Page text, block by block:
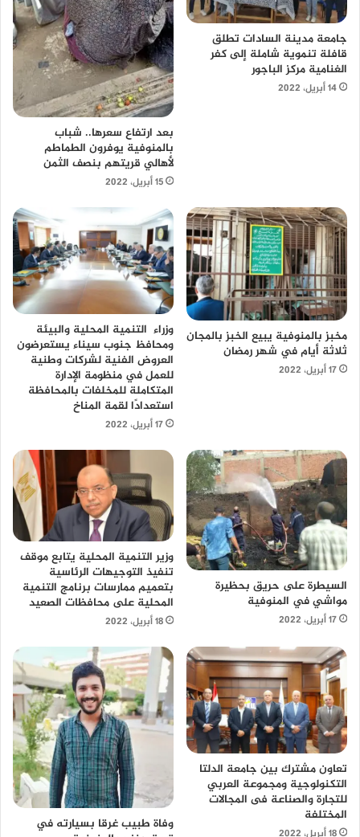
جامعة مدينة السادات تطلق
قافلة تنموية شاملة إلى كفر
الغنامية مركز الباجور
14 أبريل، 2022
بعد ارتفاع سعرها.. شباب
بالمنوفية يوفرون الطماطم
لأهالي قريتهم بنصف الثمن
15 أبريل، 2022
مخبز بالمنوفية يبيع الخبز بالمجان
ثلاثة أيام في شهر رمضان
17 أبريل، 2022
وزراء التنمية المحلية والبيئة
ومحافظ جنوب سيناء يستعرضون
العروض الفنية لشركات وطنية
للعمل في منظومة الإدارة
المتكاملة للمخلفات بالمحافظة
استعدادًا لقمة المناخ
17 أبريل، 2022
السيطرة على حريق بحظيرة
مواشي في المنوفية
17 أبريل، 2022
وزير التنمية المحلية يتابع موقف
تنفيذ التوجيهات الرئاسية
بتعميم ممارسات برنامج التنمية
المحلية على محافظات الصعيد
18 أبريل، 2022
تعاون مشترك بين جامعة الدلتا
التكنولوجية ومجموعة العربي
للتجارة والصناعة فى المجالات
المختلفة
18 أبريل، 2022
وفاة طبيب غرقا بسيارته في